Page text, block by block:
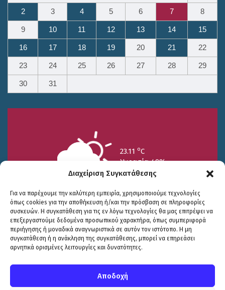
Διαχείριση Συγκατάθεσης
Για να παρέχουμε την καλύτερη εμπειρία, χρησιμοποιούμε τεχνολογίες
όπως cookies για την αποθήκευση ή/και την πρόσβαση σε πληροφορίες
συσκευών. Η συγκατάθεση για τις εν λόγω τεχνολογίες θα μας επιτρέψει να
επεξεργαστούμε δεδομένα προσωπικού χαρακτήρα, όπως συμπεριφορά
περιήγησης ή μοναδικά αναγνωριστικά σε αυτόν τον ιστότοπο. Η μη
συγκατάθεση ή η ανάκληση της συγκατάθεσης, μπορεί να επηρεάσει
αρνητικά ορισμένες λειτουργίες και δυνατότητες.
Αποδοχή
2 3 4 5 6 7 8
9 10 11 12 13 14 15
16 17 18 19 20 21 22
23 24 25 26 27 28 29
30 31
23.11 oC
Υγρασία 49%
25/7
15.73 oC
26/7
17.99oC
27/7
20.94oC
© COPYRIGHT ΔΗΜΟΣ ΣΟΥΛΙΟΥ 2026
ΕΓΚΡΙΤΟΣ GROUP